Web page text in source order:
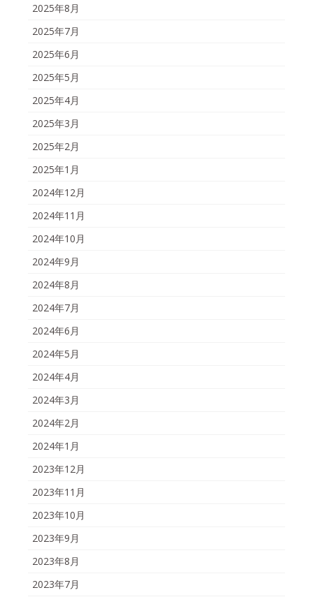
2025年8月
2025年7月
2025年6月
2025年5月
2025年4月
2025年3月
2025年2月
2025年1月
2024年12月
2024年11月
2024年10月
2024年9月
2024年8月
2024年7月
2024年6月
2024年5月
2024年4月
2024年3月
2024年2月
2024年1月
2023年12月
2023年11月
2023年10月
2023年9月
2023年8月
2023年7月